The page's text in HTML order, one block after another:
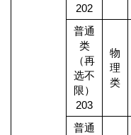
202
普通
类
（再
选不
限）
203
物
理
类
普通